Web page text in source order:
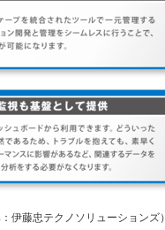
伊藤忠テクノソリューションズ）